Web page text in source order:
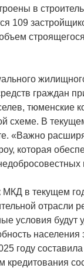
в
109
граждан
тюменские
В
«Важно
которая
в текущем
отрасли
условия будут
населения
году